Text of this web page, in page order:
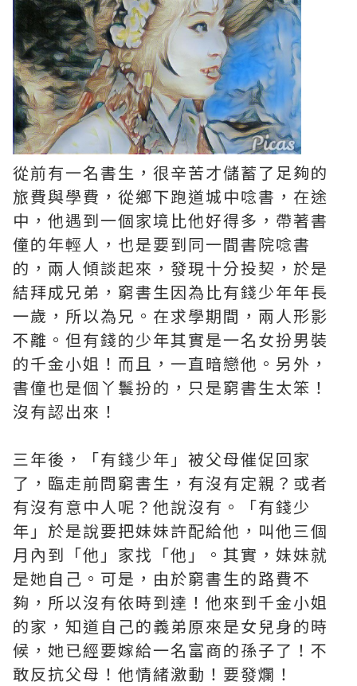
從前有一名書生，很辛苦才儲蓄了足夠的
旅費與學費，從鄉下跑道城中唸書，在途
中，他遇到一個家境比他好得多，帶著書
僮的年輕人，也是要到同一間書院唸書
的，兩人傾談起來，發現十分投契，於是
結拜成兄弟，窮書生因為比有錢少年年長
一歲，所以為兄。在求學期間，兩人形影
不離。但有錢的少年其實是一名女扮男裝
的千金小姐！而且，一直暗戀他。另外，
書僮也是個丫鬟扮的，只是窮書生太笨！
沒有認出來！
三年後，「有錢少年」被父母催促回家
了，臨走前問窮書生，有沒有定親？或者
有沒有意中人呢？他說沒有。「有錢少
年」於是說要把妹妹許配給他，叫他三個
月內到「他」家找「他」。其實，妹妹就
是她自己。可是，由於窮書生的路費不
夠，所以沒有依時到達！他來到千金小姐
的家，知道自己的義弟原來是女兒身的時
候，她已經要嫁給一名富商的孫子了！不
敢反抗父母！他情緒激動！要發爛！